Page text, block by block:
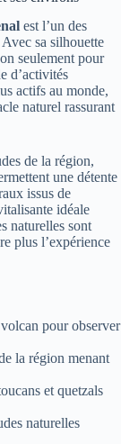
est l’un des
sa silhouette
seulement pour
d’activités
actifs au monde,
naturel rassurant
de la région,
une détente
issus de
idéale
naturelles sont
plus l’expérience
pour observer
la région menant
et quetzals
naturelles